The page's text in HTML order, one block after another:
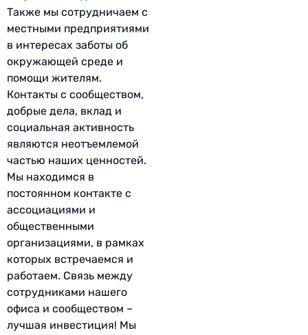
Также мы сотрудничаем с
местными предприятиями
в интересах заботы об
окружающей среде и
помощи жителям.
Контакты с сообществом,
добрые дела, вклад и
социальная активность
являются неотъемлемой
частью наших ценностей.
Мы находимся в
постоянном контакте с
ассоциациями и
общественными
организациями, в рамках
которых встречаемся и
работаем. Связь между
сотрудниками нашего
офиса и сообществом –
лучшая инвестиция! Мы